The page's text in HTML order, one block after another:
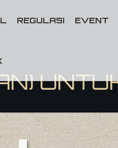
REGULASI EVENT